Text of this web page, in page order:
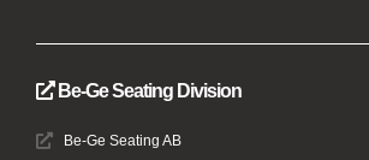
Be-Ge Seating Division
Be-Ge Seating AB